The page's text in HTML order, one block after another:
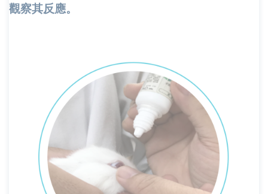
觀察其反應。